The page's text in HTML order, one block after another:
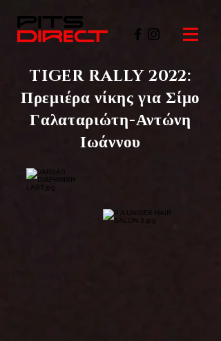
TIGER RALLY 2022:
Πρεμιέρα νίκης για Σίμο
Γαλαταριώτη-Αντώνη
Ιωάννου